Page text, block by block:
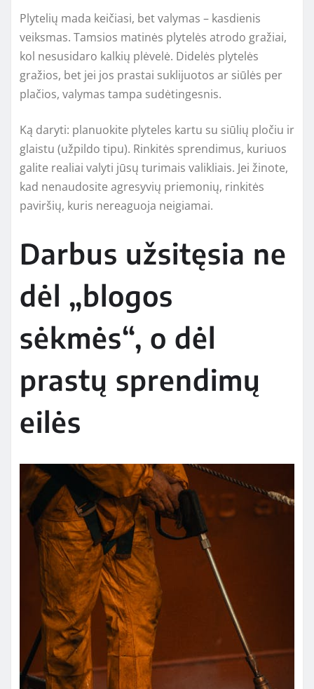
Plytelių mada keičiasi, bet valymas – kasdienis
veiksmas. Tamsios matinės plytelės atrodo gražiai,
kol nesusidaro kalkių plėvelė. Didelės plytelės
gražios, bet jei jos prastai suklijuotos ar siūlės per
plačios, valymas tampa sudėtingesnis.
Ką daryti: planuokite plyteles kartu su siūlių pločiu ir
glaistu (užpildo tipu). Rinkitės sprendimus, kuriuos
galite realiai valyti jūsų turimais valikliais. Jei žinote,
kad nenaudosite agresyvių priemonių, rinkitės
paviršių, kuris nereaguoja neigiamai.
Darbus užsitęsia ne
dėl „blogos
sėkmės“, o dėl
prastų sprendimų
eilės